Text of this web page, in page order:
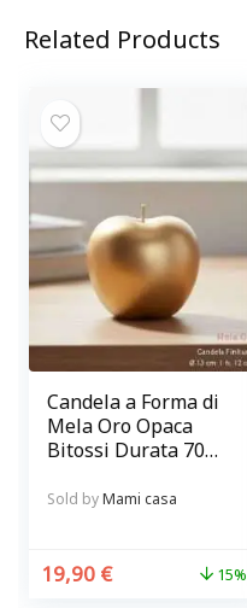
Related Products
Candela a Forma di
Mela Oro Opaca
Bitossi Durata 70
Sold byMami casa
19,90 € 15%